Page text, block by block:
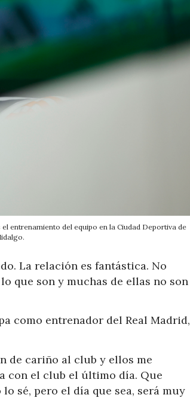
entrenamiento del equipo en la Ciudad Deportiva de
La relación es fantástica. No
que son y muchas de ellas no son
como entrenador del Real Madrid,
de cariño al club y ellos me
con el club el último día. Que
sé, pero el día que sea, será muy